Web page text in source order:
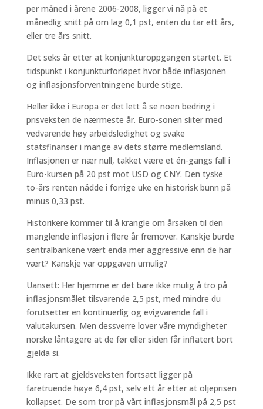
per måned i årene 2006-2008, ligger vi nå på et
månedlig snitt på om lag 0,1 pst, enten du tar ett års,
eller tre års snitt.
Det seks år etter at konjunkturoppgangen startet. Et
tidspunkt i konjunkturforløpet hvor både inflasjonen
og inflasjonsforventningene burde stige.
Heller ikke i Europa er det lett å se noen bedring i
prisveksten de nærmeste år. Euro-sonen sliter med
vedvarende høy arbeidsledighet og svake
statsfinanser i mange av dets større medlemsland.
Inflasjonen er nær null, takket være et én-gangs fall i
Euro-kursen på 20 pst mot USD og CNY. Den tyske
to-års renten nådde i forrige uke en historisk bunn på
minus 0,33 pst.
Historikere kommer til å krangle om årsaken til den
manglende inflasjon i flere år fremover. Kanskje burde
sentralbankene vært enda mer aggressive enn de har
vært? Kanskje var oppgaven umulig?
Uansett: Her hjemme er det bare ikke mulig å tro på
inflasjonsmålet tilsvarende 2,5 pst, med mindre du
forutsetter en kontinuerlig og evigvarende fall i
valutakursen. Men dessverre lover våre myndigheter
norske låntagere at de før eller siden får inflatert bort
gjelda si.
Ikke rart at gjeldsveksten fortsatt ligger på
faretruende høye 6,4 pst, selv ett år etter at oljeprisen
kollapset. De som tror på vårt inflasjonsmål på 2,5 pst